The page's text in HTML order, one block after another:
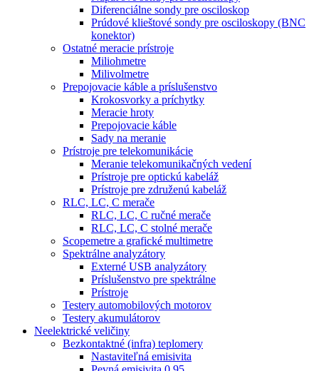
Diferenciálne sondy pre osciloskop
Prúdové klieštové sondy pre osciloskopy (BNC
konektor)
Ostatné meracie prístroje
Miliohmetre
Milivolmetre
Prepojovacie káble a príslušenstvo
Krokosvorky a príchytky
Meracie hroty
Prepojovacie káble
Sady na meranie
Prístroje pre telekomunikácie
Meranie telekomunikačných vedení
Prístroje pre optickú kabeláž
Prístroje pre združenú kabeláž
RLC, LC, C merače
RLC, LC, C ručné merače
RLC, LC, C stolné merače
Scopemetre a grafické multimetre
Spektrálne analyzátory
Externé USB analyzátory
Príslušenstvo pre spektrálne
Prístroje
Testery automobilových motorov
Testery akumulátorov
Neelektrické veličiny
Bezkontaktné (infra) teplomery
Nastaviteľná emisivita